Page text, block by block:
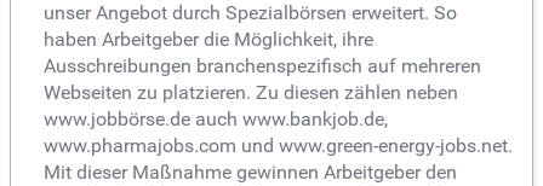
unser Angebot durch Spezialbörsen erweitert. So
haben Arbeitgeber die Möglichkeit, ihre
Ausschreibungen branchenspezifisch auf mehreren
Webseiten zu platzieren. Zu diesen zählen neben
www.jobbörse.de auch www.bankjob.de,
www.pharmajobs.com und www.green-energy-jobs.net.
Mit dieser Maßnahme gewinnen Arbeitgeber den